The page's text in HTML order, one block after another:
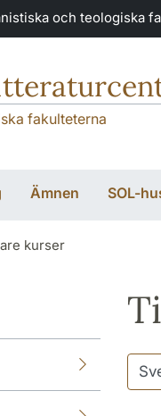
och teologiska
fakulteterna
Ämnen SOL-
kurser